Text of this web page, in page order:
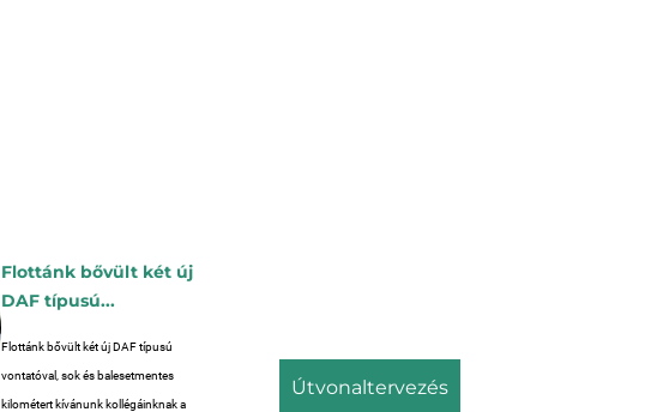
útvonaltervezés
Flottánk bővült két új
DAF típusú...
Flottánk bővült két új DAF típusú
vontatóval, sok és balesetmentes
kilométert kívánunk kollégáinknak a